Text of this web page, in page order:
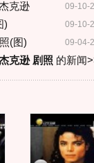
09-10-
克逊
09-10-
)
09-04-
(图)
克逊 剧照 的新闻